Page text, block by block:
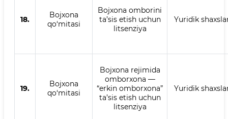
18.
Bojxona
qo‘mitasi
Bojxona omborini
ta’sis etish uchun
litsenziya
Yuridik
19.
Bojxona
qo‘mitasi
Bojxona rejimida
omborxona —
“erkin omborxona”
ta’sis etish uchun
litsenziya
Yuridik